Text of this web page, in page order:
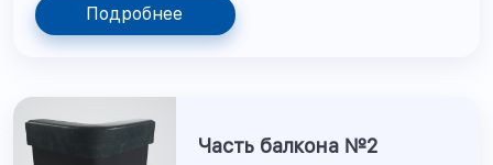
Подробнее
Часть балкона №2